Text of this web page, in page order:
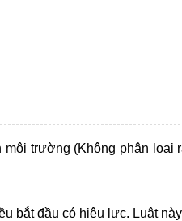
môi trường (Không phân loại
bắt đầu có hiệu lực. Luật